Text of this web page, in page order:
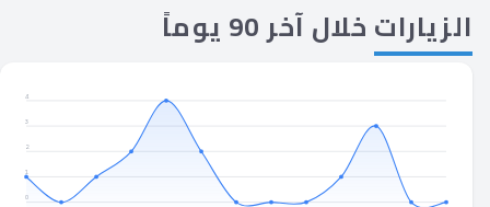
الزيارات خلال آخر 90 يوماً
0
1
2
3
4